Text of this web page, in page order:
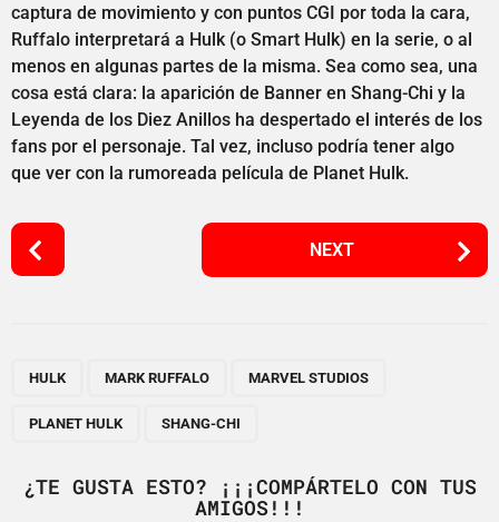
captura de movimiento y con puntos CGI por toda la cara,
Ruffalo interpretará a Hulk (o Smart Hulk) en la serie, o al
menos en algunas partes de la misma. Sea como sea, una
cosa está clara: la aparición de Banner en Shang-Chi y la
Leyenda de los Diez Anillos ha despertado el interés de los
fans por el personaje. Tal vez, incluso podría tener algo
que ver con la rumoreada película de Planet Hulk.
P
o
NEXT
HULK MARK RUFFALO MARVEL STUDIOS
PLANET HULK SHANG-CHI
¿TE GUSTA ESTO? ¡¡¡COMPÁRTELO CON TUS
AMIGOS!!!